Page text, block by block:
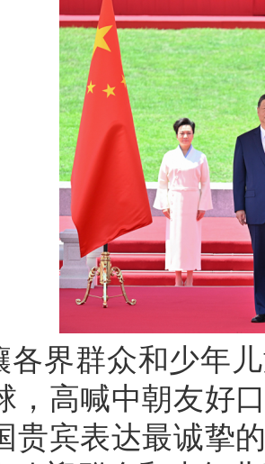
各界群众和少年
，高喊中朝友好
贵宾表达最诚挚